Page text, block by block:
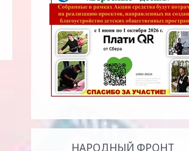
НАРОДНЫЙ ФРОНТ